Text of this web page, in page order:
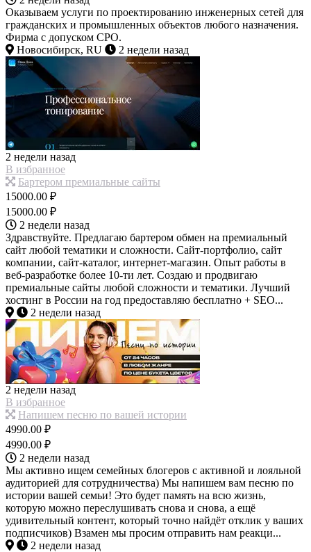
Оказываем услуги по проектированию инженерных сетей для
гражданских и промышленных объектов любого назначения.
Фирма с допуском СРО.
Новосибирск, RU
2 недели назад
2 недели назад
В избранное
Бартером премиальные сайты
15000.00 ₽
15000.00 ₽
2 недели назад
Здравствуйте. Предлагаю бартером обмен на премиальный
сайт любой тематики и сложности. Сайт-портфолио, сайт
компании, сайт-каталог, интернет-магазин. Опыт работы в
веб-разработке более 10-ти лет. Создаю и продвигаю
премиальные сайты любой сложности и тематики. Лучший
хостинг в России на год предоставляю бесплатно + SEO...
2 недели назад
2 недели назад
В избранное
Напишем песню по вашей истории
4990.00 ₽
4990.00 ₽
2 недели назад
Мы активно ищем семейных блогеров с активной и лояльной
аудиторией для сотрудничества) Мы напишем вам песню по
истории вашей семьи! Это будет память на всю жизнь,
которую можно переслушивать снова и снова, а ещё
удивительный контент, который точно найдёт отклик у ваших
подписчиков) Взамен мы просим отправить нам реакци...
2 недели назад